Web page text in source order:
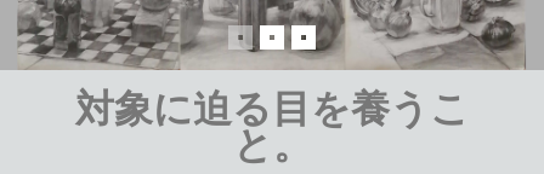
対象に迫る目を養うこ
と。